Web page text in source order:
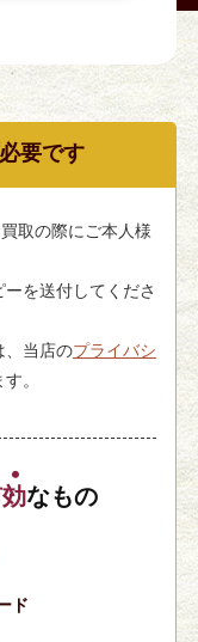
要です
取の際にご本人様
を送付してくださ
、当店のプライバシ
。
効なもの
ド